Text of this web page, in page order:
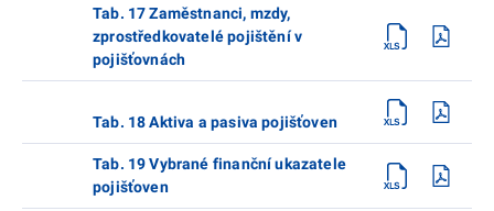
Tab. 17 Zaměstnanci, mzdy,
zprostředkovatelé pojištění v
pojišťovnách
Tab. 18 Aktiva a pasiva pojišťoven
Tab. 19 Vybrané finanční ukazatele
pojišťoven